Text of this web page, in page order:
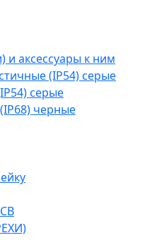
и аксессуары к ним
(IP54) серые
серые
черные